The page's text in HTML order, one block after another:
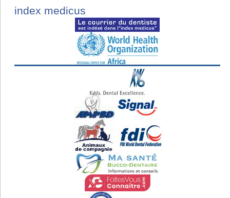
index medicus